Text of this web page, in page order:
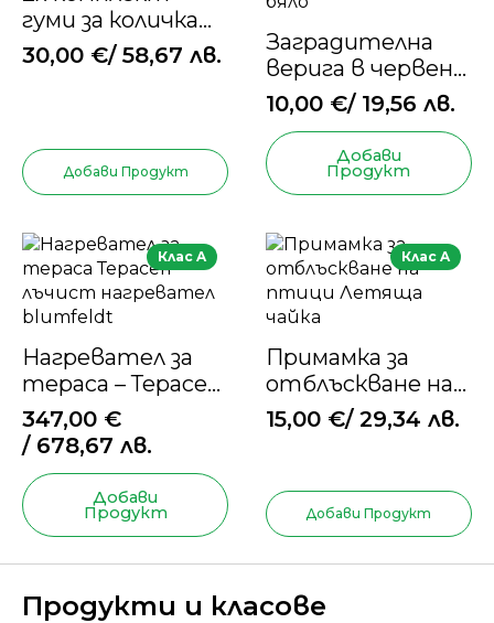
гуми за количка
от стомана
30,00 €/ 58,67 лв.
Добави Продукт
Заградителна
верига в червено
и бяло
10,00 €/ 19,56 лв.
Добави
Продукт
Клас A
Нагревател за
тераса – Терасен
лъчист
нагревател
Blumfeldt
347,00 €
/ 678,67 лв.
Добави
Продукт
Клас A
Примамка за
отблъскване на
птици –
Летяща чайка
15,00 €/ 29,34 лв.
Добави Продукт
Продукти и класове